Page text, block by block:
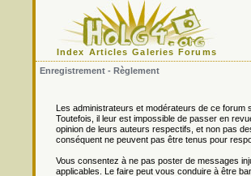
Index Articles Galeries Forums
Enregistrement - Règlement
Les administrateurs et modérateurs de ce
Toutefois, il leur est impossible de passer en
opinion de leurs auteurs respectifs, et non pas
conséquent ne peuvent pas être tenus pour
Vous consentez à ne pas poster de messages
applicables. Le faire peut vous conduire à être